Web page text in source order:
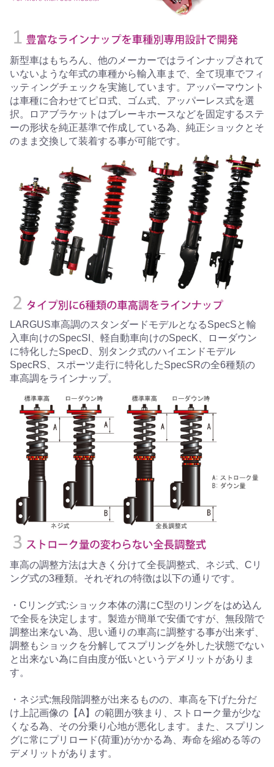
新型車はもちろん、他のメーカーではラインナップされて
いないような年式の車種から輸入車まで、全て現車でフィ
ッティングチェックを実施しています。アッパーマウント
は車種に合わせてピロ式、ゴム式、アッパーレス式を選
択。ロアブラケットはブレーキホースなどを固定するステ
ーの形状を純正基準で作成している為、純正ショックとそ
のまま交換して装着する事が可能です。
LARGUS車高調のスタンダードモデルとなるSpecSと輸
入車向けのSpecSI、軽自動車向けのSpecK、ローダウン
に特化したSpecD、別タンク式のハイエンドモデル
SpecRS、スポーツ走行に特化したSpecSRの全6種類の
車高調をラインナップ。
車高の調整方法は大きく分けて全長調整式、ネジ式、Cリ
ング式の3種類。それぞれの特徴は以下の通りです。
・Cリング式:ショック本体の溝にC型のリングをはめ込ん
で全長を決定します。製造が簡単で安価ですが、無段階で
調整出来ない為、思い通りの車高に調整する事が出来ず、
調整もショックを分解してスプリングを外した状態でない
と出来ない為に自由度が低いというデメリットがありま
す。
・ネジ式:無段階調整が出来るものの、車高を下げた分だ
け上記画像の【A】の範囲が狭まり、ストローク量が少な
くなる為、その分乗り心地が悪化します。また、スプリン
グに常にプリロード(荷重)がかかる為、寿命を縮める等の
デメリットがあります。